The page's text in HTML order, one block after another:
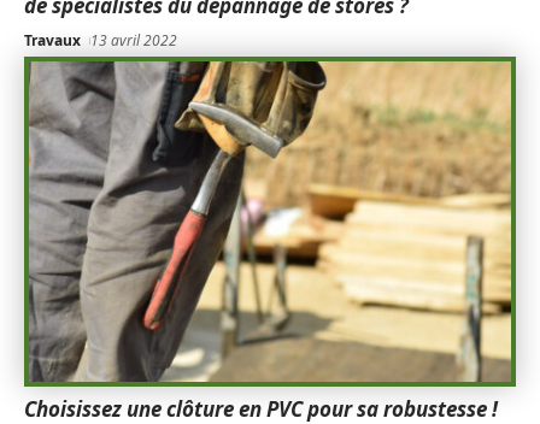
de spécialistes du dépannage de stores ?
Travaux 13 avril 2022
Choisissez une clôture en PVC pour sa robustesse !